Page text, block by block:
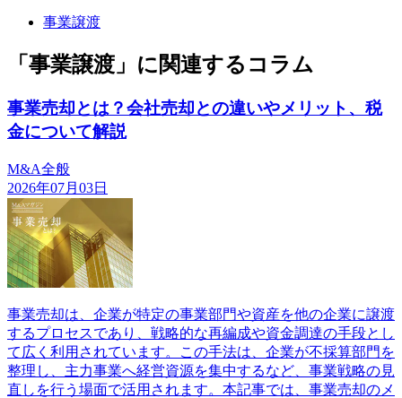
事業譲渡
「事業譲渡」に関連するコラム
事業売却とは？会社売却との違いやメリット、税
金について解説
M&A全般
2026年07月03日
事業売却は、企業が特定の事業部門や資産を他の企業に譲渡
するプロセスであり、戦略的な再編成や資金調達の手段とし
て広く利用されています。この手法は、企業が不採算部門を
整理し、主力事業へ経営資源を集中するなど、事業戦略の見
直しを行う場面で活用されます。本記事では、事業売却のメ